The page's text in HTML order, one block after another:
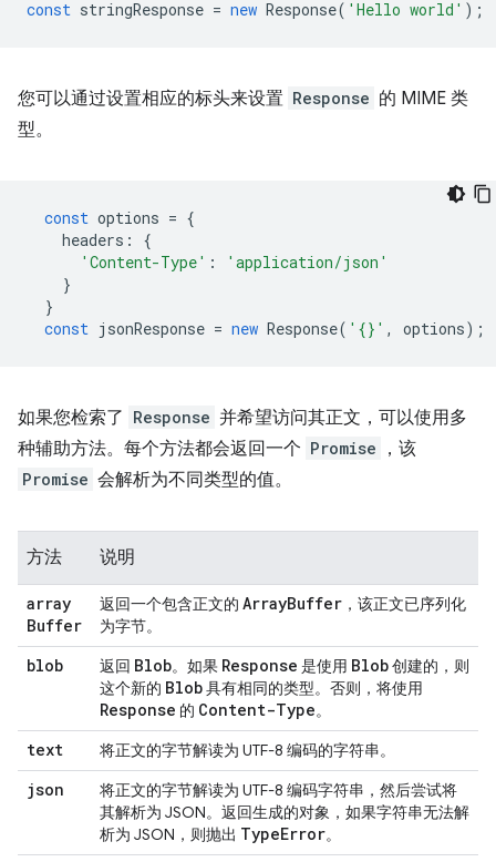
const stringResponse = new Response( 'Hello world' );
您可以通过设置相应的标头来设置 Response 的 MIME 类
型。
const options = {
headers :
{
'Content-Type' :
'application/json'
}
}
const jsonResponse = new Response( '{}' , options);
如果您检索了 Response 并希望访问其正文，可以使用多
种辅助方法。每个方法都会返回一个 Promise ，该
Promise 会解析为不同类型的值。
方法 说明
array
Buffer
返回一个包含正文的 ArrayBuffer ，该正文已序列化
为字节。
blob 返回 Blob。如果 Response 是使用 Blob创建的，则
这个新的 Blob具有相同的类型。否则，将使用
Response 的 Content-Type。
text 将正文的字节解读为 UTF-8 编码的字符串。
json
将正文的字节解读为 UTF-8 编码字符串，然后尝试将
其解析为 JSON。返回生成的对象，如果字符串无法解
析为 JSON，则抛出 TypeError。